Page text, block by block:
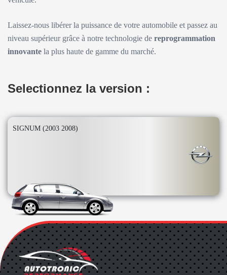
Laissez-nous libérer la puissance de votre automobile et passez au
niveau supérieur grâce à notre technologie de reprogrammation
innovante la plus haute de gamme du marché.
Selectionnez la version :
SIGNUM (2003 2008)